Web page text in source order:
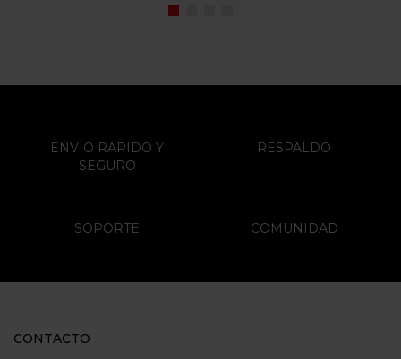
ENVÍO RAPIDO Y
SEGURO
RESPALDO
SOPORTE COMUNIDAD
CONTACTO